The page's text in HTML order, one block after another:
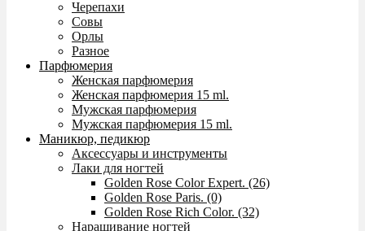
Черепахи
Совы
Орлы
Разное
Парфюмерия
Женская парфюмерия
Женская парфюмерия 15 ml.
Мужская парфюмерия
Мужская парфюмерия 15 ml.
Маникюр, педикюр
Аксессуары и инструменты
Лаки для ногтей
Golden Rose Color Expert. (26)
Golden Rose Paris. (0)
Golden Rose Rich Color. (32)
Наращивание ногтей